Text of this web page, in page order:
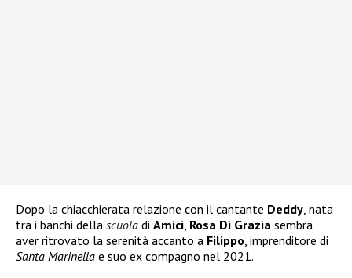
Dopo la chiacchierata relazione con il cantante Deddy , nata
tra i banchi della scuola di Amici Rosa Di Grazia sembra
aver ritrovato la serenità accanto a Filippo , imprenditore di
Santa Marinella e suo ex compagno nel 2021.